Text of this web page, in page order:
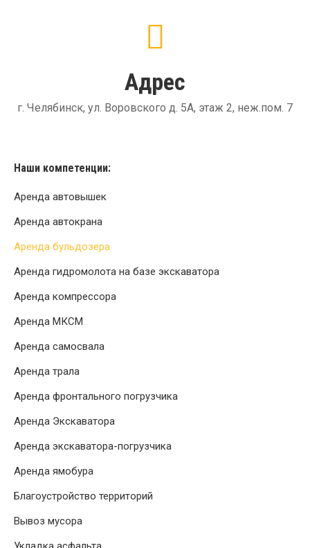
Адрес
г. Челябинск, ул. Воровского д. 5А, этаж 2, неж.пом. 7
Наши компетенции:
Аренда автовышек
Аренда автокрана
Аренда бульдозера
Аренда гидромолота на базе экскаватора
Аренда компрессора
Аренда МКСМ
Аренда самосвала
Аренда трала
Аренда фронтального погрузчика
Аренда Экскаватора
Аренда экскаватора-погрузчика
Аренда ямобура
Благоустройство территорий
Вывоз мусора